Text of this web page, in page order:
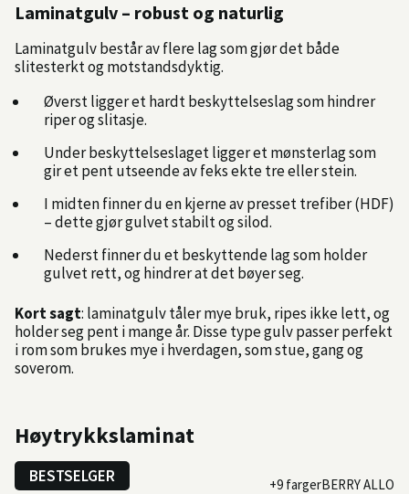
Laminatgulv – robust og naturlig
Laminatgulv består av flere lag som gjør det både
slitesterkt og motstandsdyktig.
Øverst ligger et hardt beskyttelseslag som hindrer
riper og slitasje.
Under beskyttelseslaget ligger et mønsterlag som
gir et pent utseende av feks ekte tre eller stein.
I midten finner du en kjerne av presset trefiber (HDF)
– dette gjør gulvet stabilt og silod.
Nederst finner du et beskyttende lag som holder
gulvet rett, og hindrer at det bøyer seg.
Kort sagt: laminatgulv tåler mye bruk, ripes ikke lett, og
holder seg pent i mange år. Disse type gulv passer perfekt
i rom som brukes mye i hverdagen, som stue, gang og
soverom.
Høytrykkslaminat
BESTSELGER
BERRY ALLOC +9 fargerBERRY ALLOC